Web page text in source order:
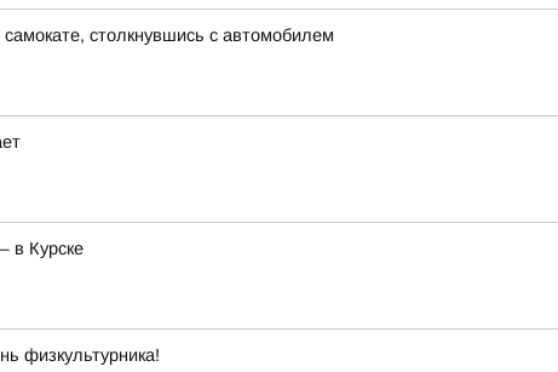
столкнувшись с автомобилем
в Курске
физкультурника!